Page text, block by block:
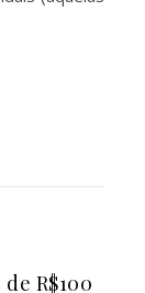
R$100